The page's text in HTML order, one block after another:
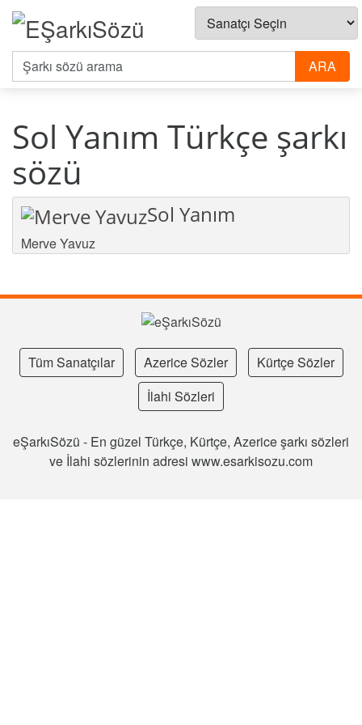
Sol Yanım Türkçe şarkı
sözü
Sol Yanım
Merve Yavuz
Tüm Sanatçılar Azerice Sözler
Kürtçe Sözler
İlahi Sözleri
eŞarkıSözü - En güzel Türkçe, Kürtçe, Azerice şarkı sözleri
ve İlahi sözlerinin adresi www.esarkisozu.com